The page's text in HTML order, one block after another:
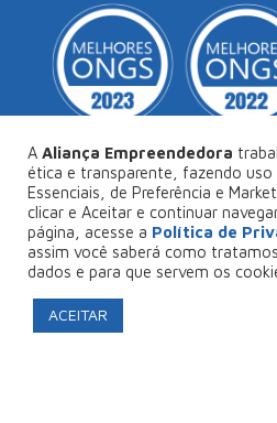
FAÇA SEU PROJETO
© Copyright 2026
Desenvolvido
Política de
A Aliança Empreendedora
ética e transparente, fazendo uso
Essenciais, de Preferência e
clicar e Aceitar e continuar
página, acesse a Política de
assim você saberá como
dados e para que servem os
ACEITAR